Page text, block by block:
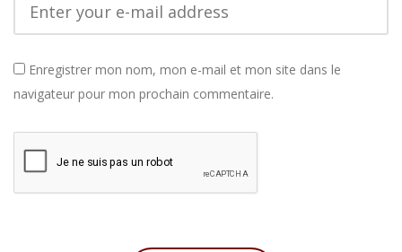
Enregistrer mon nom, mon e-mail et mon site dans le
navigateur pour mon prochain commentaire.